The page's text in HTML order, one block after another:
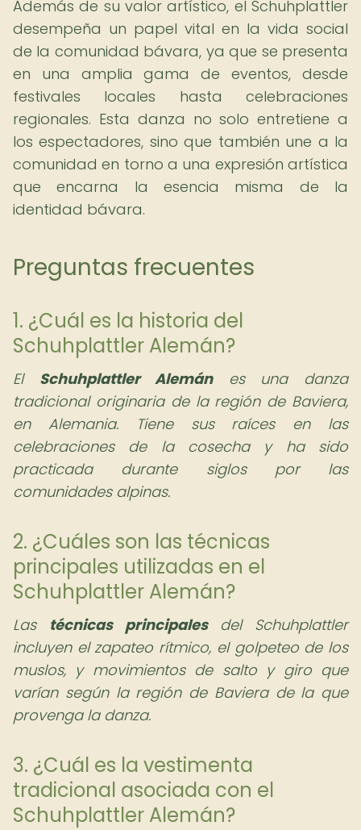
Además de su valor artístico, el Schuhplattler
desempeña un papel vital en la vida social
de la comunidad bávara, ya que se presenta
en una amplia gama de eventos, desde
festivales locales hasta celebraciones
regionales. Esta danza no solo entretiene a
los espectadores, sino que también une a la
comunidad en torno a una expresión artística
que encarna la esencia misma de la
identidad bávara.
Preguntas frecuentes
1. ¿Cuál es la historia del
Schuhplattler Alemán?
El Schuhplattler Alemánes una danza
tradicional originaria de la región de Baviera,
en Alemania. Tiene sus raíces en las
celebraciones de la cosecha y ha sido
practicada durante siglos por las
comunidades alpinas.
2. ¿Cuáles son las técnicas
principales utilizadas en el
Schuhplattler Alemán?
Las técnicas principalesdel Schuhplattler
incluyen el zapateo rítmico, el golpeteo de los
muslos, y movimientos de salto y giro que
varían según la región de Baviera de la que
provenga la danza.
3. ¿Cuál es la vestimenta
tradicional asociada con el
Schuhplattler Alemán?